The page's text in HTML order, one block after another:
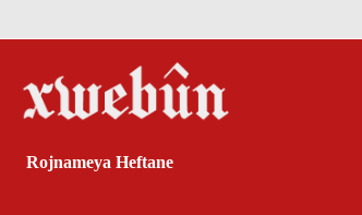
Rojnameya Heftane